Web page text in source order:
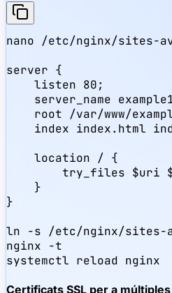
nano /etc/nginx/sites-
server {
    listen 80;
server_name
root /var/www/
index index.html
    location / {
try_files $uri
    }
}
ln -s /etc/nginx/sites-
nginx -t
systemctl reload nginx
Certificats SSL per a